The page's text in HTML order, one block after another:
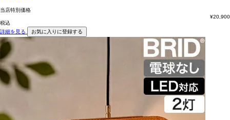
当店特別価格
¥20,900
税込
詳細を見る
お気に入りに登録する